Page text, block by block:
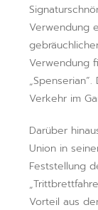
Verwendung
Verwendung
Verkehr im
Darüber
Union in
Feststellung
Vorteil aus